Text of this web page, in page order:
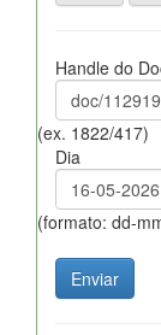
Handle do
(ex. 1822/417)
Dia
(formato: dd-